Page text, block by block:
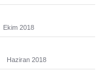
Ekim 2018
Haziran 2018